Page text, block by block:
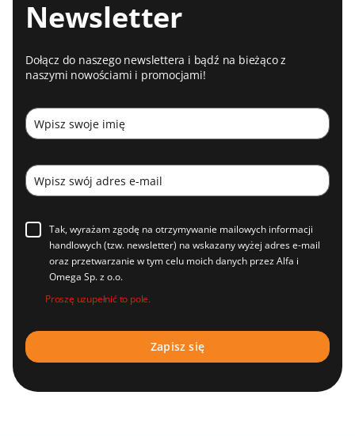
Newsletter
Dołącz do naszego newslettera i bądź na bieżąco z
naszymi nowościami i promocjami!
Tak, wyrażam zgodę na otrzymywanie mailowych informacji
handlowych (tzw. newsletter) na wskazany wyżej adres e-mail
oraz przetwarzanie w tym celu moich danych przez Alfa i
Omega Sp. z o.o.
Proszę uzupełnić to pole.